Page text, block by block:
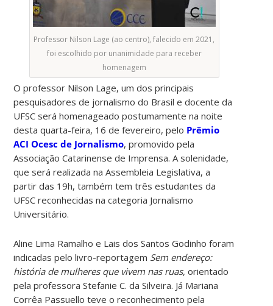
Professor Nilson Lage (ao centro), falecido em 2021,
foi escolhido por unanimidade para receber
homenagem
O professor Nilson Lage, um dos principais
pesquisadores de jornalismo do Brasil e docente da
UFSC será homenageado postumamente na noite
desta quarta-feira, 16 de fevereiro, pelo Prêmio
ACI Ocesc de Jornalismo, promovido pela
Associação Catarinense de Imprensa. A solenidade,
que será realizada na Assembleia Legislativa, a
partir das 19h, também tem três estudantes da
UFSC reconhecidas na categoria Jornalismo
Universitário.
Aline Lima Ramalho e Lais dos Santos Godinho foram
indicadas pelo livro-reportagem Sem endereço:
história de mulheres que vivem nas ruas, orientado
pela professora Stefanie C. da Silveira. Já Mariana
Corrêa Passuello teve o reconhecimento pela